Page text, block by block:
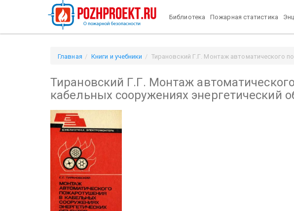
Библиотека Пожарная статистика
Главная Книги и учебники Тирановский Г.Г. Монтаж автоматического
Тирановский Г.Г. Монтаж
кабельных сооружениях энергетический